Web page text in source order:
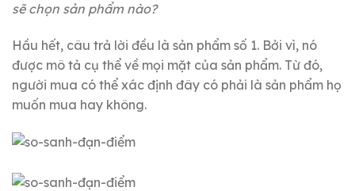
sẽ chọn sản phẩm nào?
Hầu hết, câu trả lời đều là sản phẩm số 1. Bởi vì, nó
được mô tả cụ thể về mọi mặt của sản phẩm. Từ đó,
người mua có thể xác định đây có phải là sản phẩm họ
muốn mua hay không.